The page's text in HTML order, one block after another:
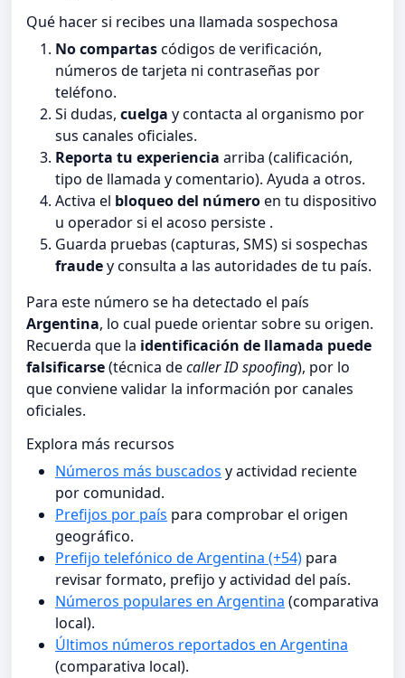
Qué hacer si recibes una llamada sospechosa
No compartascódigos de verificación,
números de tarjeta ni contraseñas por
teléfono.
Si dudas, cuelga y contacta al organismo por
sus canales oficiales.
Reporta tu experiencia arriba (calificación,
tipo de llamada y comentario). Ayuda a otros.
Activa el bloqueo del númeroen tu dispositivo
u operador si el acoso persiste .
Guarda pruebas (capturas, SMS) si sospechas
fraudey consulta a las autoridades de tu país.
Para este número se ha detectado el país
Argentina, lo cual puede orientar sobre su origen.
Recuerda que la identificación de llamada puede
falsificarse(técnica decaller ID spoofing), por lo
que conviene validar la información por canales
oficiales.
Explora más recursos
Números más buscados y actividad reciente
por comunidad.
Prefijos por país para comprobar el origen
geográfico.
Prefijo telefónico de Argentina (+54) para
revisar formato, prefijo y actividad del país.
Números populares en Argentina (comparativa
local).
Últimos números reportados en Argentina
(comparativa local).